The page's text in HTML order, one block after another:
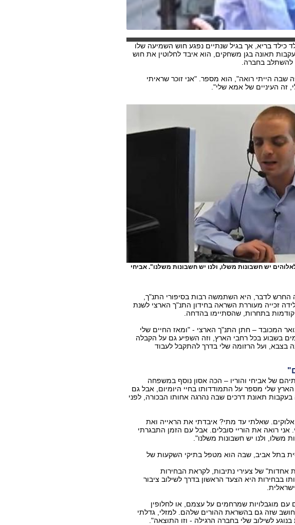
כילד בריא, אך בגיל שנתיים נפגע חוש השמיעה שלו
ממחלה, ובגיל 4, בעקבות תאונה בגן משחקים, הוא איבד לחלוטין את חוש
להשתלב בחברה.
שבה הייתי רואה", הוא מספר. "אני זוכר שראיתי
זה העיניים של אמא שלי".
יש חשבונות משלו, ולנו יש חשבונות משלנו". אביחי
לדבר, היא השתמשה רבות בסיפורי התנ"ך,
זכייה מעוררת השראה בחידון התנ"ך הארצי לשנת
בתואר המכובד – חתן התנ"ך הארצי - "ומאז החיים שלי
בשבוע בכל רחבי הארץ, וזה השפיע גם על הקבלה
בצבא, ועל הרזומה שלי בדרך להתקבל לעבוד
של אביחי והוריו – הכה אסון נוסף במשפחה
שלי מספר על התמודדותו בחיי היומיום, אבל גם
בעקבות תאונת דרכים שבה נהרגה אחותו הבכורה, לפני
שאלתי עד מתי? איבדתי את הראייה ואת
רואה את הוריי סובלים. אבל עם הזמן התבגרתי
משלו, ולנו יש חשבונות משלנו".
בתל אביב, שבה הוא מטפל בתיקי השקעות של
של צעירי נתיבות, לקראת הבחירות
בבחירות היא הצעד הראשון בדרך לשילוב ציבור
עם מוגבלויות שמרחמים על עצמם, או לחלופין
חושב שזה גם בהשראת ההורים שלהם. למזלי, גדלתי
לשילוב שלי בחברה הרגילה - וזו התוצאה".